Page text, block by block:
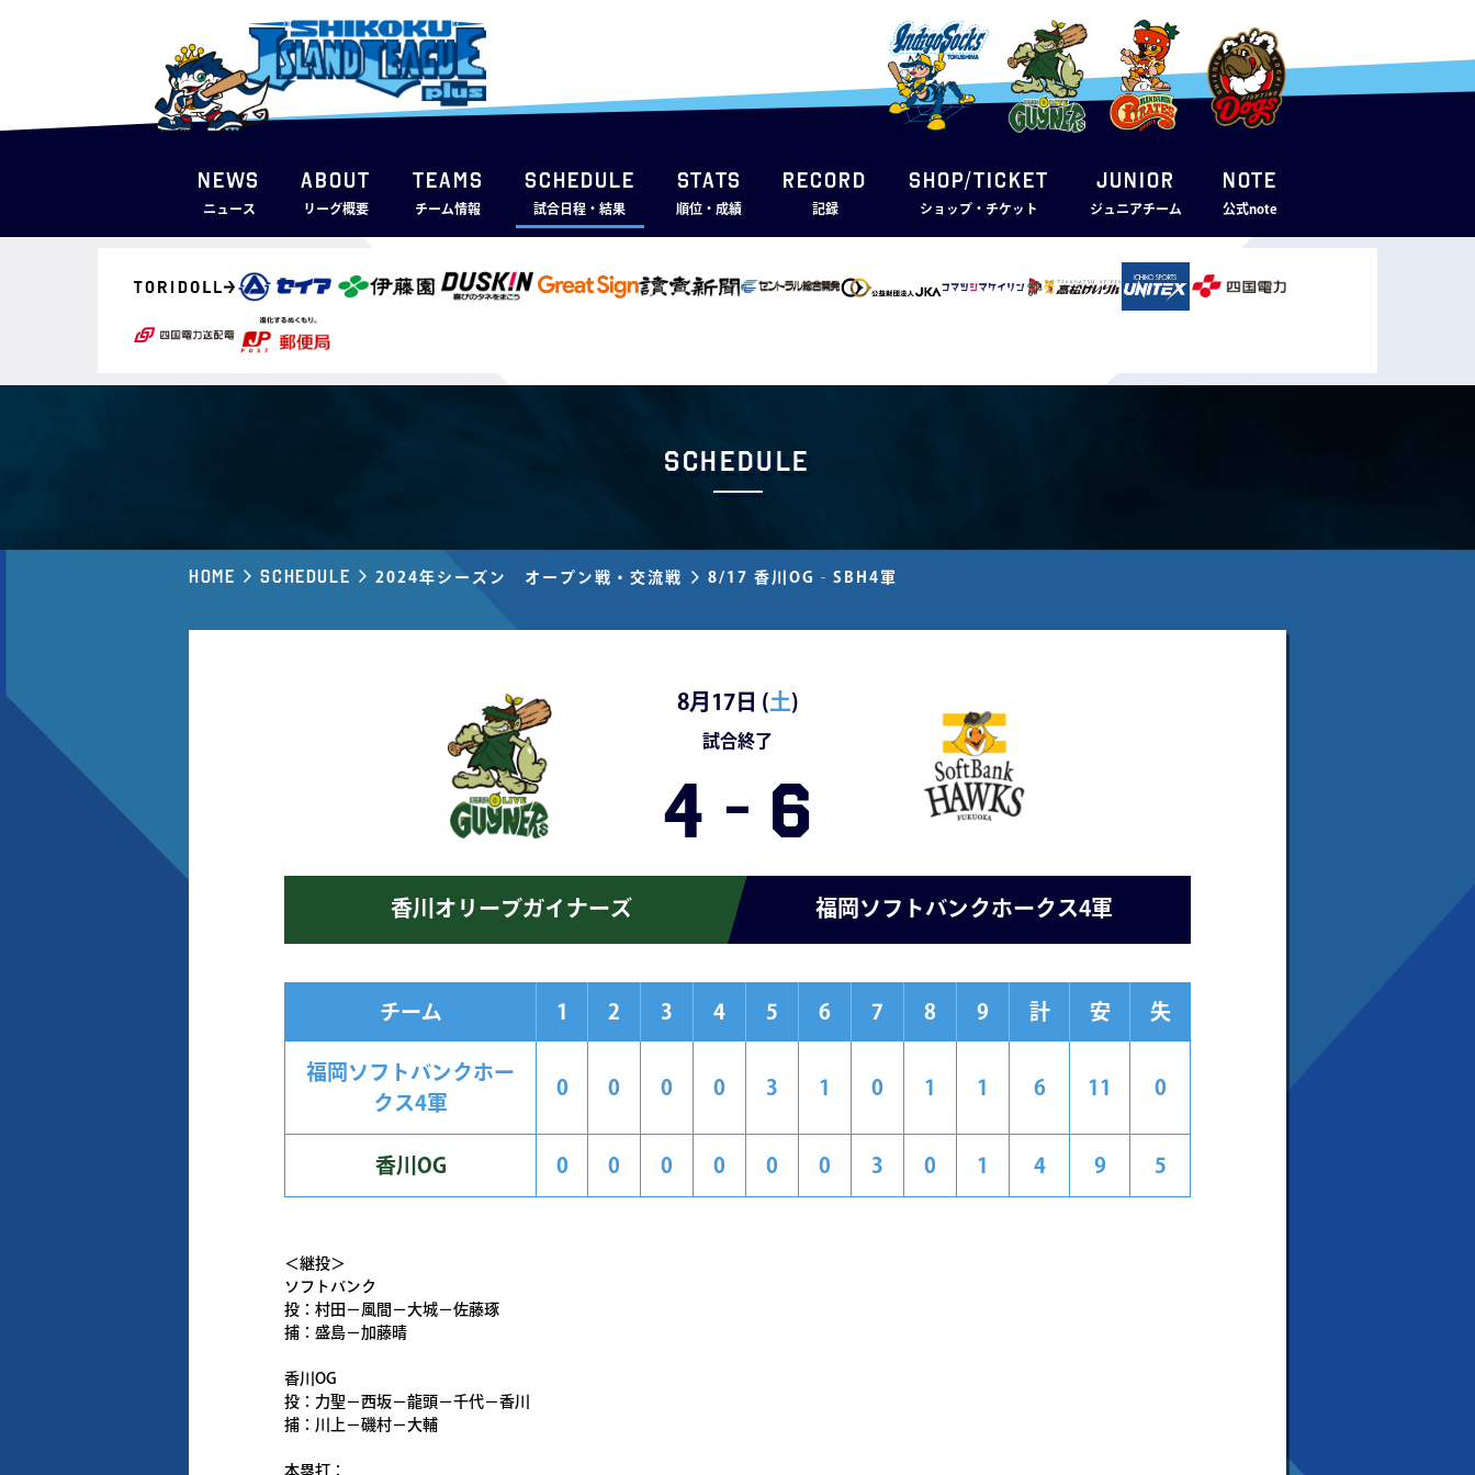
NEWS
ニュース
ABOUT
リーグ概要
TEAMS
チーム情報
SCHEDULE
試合日程・結果
STATS
順位・成績
RECORD
記録
SHOP/TICKET
ショップ・チケット
JUNIOR
ジュニアチーム
note
公式note
Schedule
Home Schedule 2024年シーズン オープン戦・交流戦 8/17 香川OG‐SBH4軍
8月17日 (土)
試合終了
4 - 6
香川オリーブガイナーズ 福岡ソフトバンクホークス4軍
チーム 1 2 3 4 5 6 7 8 9 計 安 失
福岡ソフトバンクホー
クス4軍
0 0 0 0 3 1 0 1 1 6 11 0
香川OG 0 0 0 0 0 0 3 0 1 4 9 5
＜継投＞
ソフトバンク
投：村田－風間－大城－佐藤琢
捕：盛島－加藤晴
香川OG
投：力聖－西坂－龍頭－千代－香川
捕：川上－磯村－大輔
本塁打：